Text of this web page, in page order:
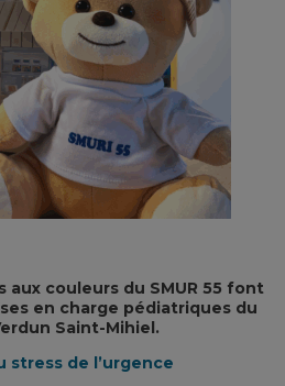
aux couleurs du SMUR 55 font
en charge pédiatriques du
Saint-Mihiel.
stress de l’urgence